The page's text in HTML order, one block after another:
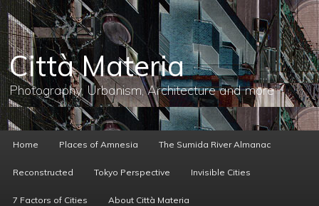
メ
イ
ン
コ
ン
テ
ン
へ
移
動
Città Materia
Photography, Urbanism, Architecture and more
Home Places of Amnesia The Sumida River Almanac
Reconstructed Tokyo Perspective Invisible Cities
7 Factors of Cities About Città Materia